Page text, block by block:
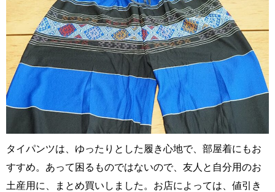
タイパンツは、ゆったりとした履き心地で、部屋着にもお
すすめ。あって困るものではないので、友人と自分用のお
土産用に、まとめ買いしました。お店によっては、値引き